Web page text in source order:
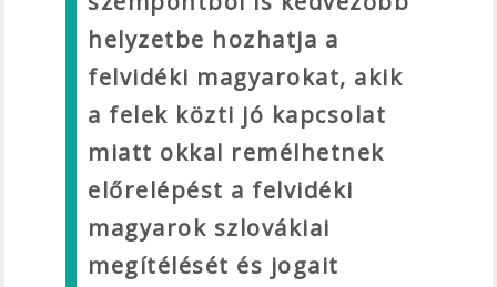
helyzetbe hozhatja a
felvidéki magyarokat, akik
a felek közti jó kapcsolat
miatt okkal remélhetnek
előrelépést a felvidéki
magyarok szlovákiai
megítélését és jogait